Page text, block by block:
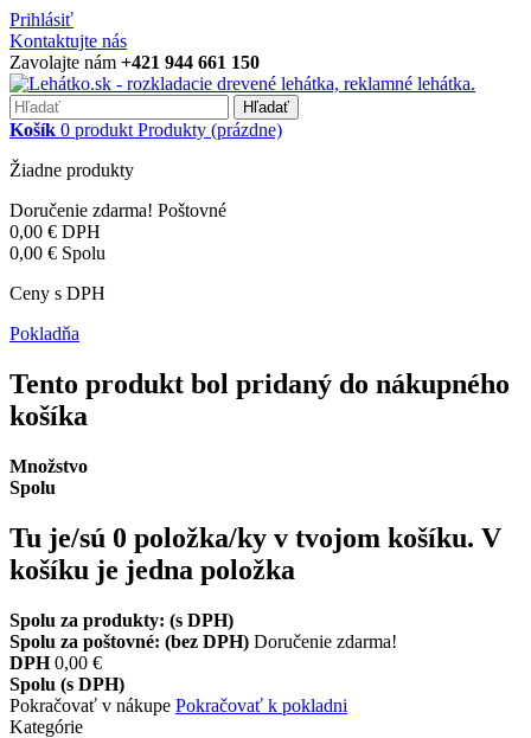
Prihlásiť
Kontaktujte nás
Zavolajte nám +421 944 661 150
Hľadať
Košík 0 produkt Produkty (prázdne)
Žiadne produkty
Doručenie zdarma! Poštovné
0,00 € DPH
0,00 € Spolu
Ceny s DPH
Pokladňa
Tento produkt bol pridaný do nákupného
košíka
Množstvo
Spolu
Tu je/sú 0 položka/ky v tvojom košíku. V
košíku je jedna položka
Spolu za produkty: (s DPH)
Spolu za poštovné: (bez DPH) Doručenie zdarma!
DPH 0,00 €
Spolu (s DPH)
Pokračovať v nákupe Pokračovať k pokladni
Kategórie